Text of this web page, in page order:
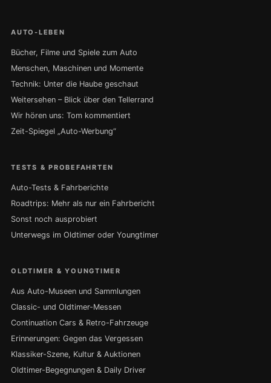
AUTO-LEBEN
Bücher, Filme und Spiele zum Auto
Menschen, Maschinen und Momente
Technik: Unter die Haube geschaut
Weitersehen – Blick über den Tellerrand
Wir hören uns: Tom kommentiert
Zeit-Spiegel „Auto-Werbung“
TESTS & PROBEFAHRTEN
Auto-Tests & Fahrberichte
Roadtrips: Mehr als nur ein Fahrbericht
Sonst noch ausprobiert
Unterwegs im Oldtimer oder Youngtimer
OLDTIMER & YOUNGTIMER
Aus Auto-Museen und Sammlungen
Classic- und Oldtimer-Messen
Continuation Cars & Retro-Fahrzeuge
Erinnerungen: Gegen das Vergessen
Klassiker-Szene, Kultur & Auktionen
Oldtimer-Begegnungen & Daily Driver